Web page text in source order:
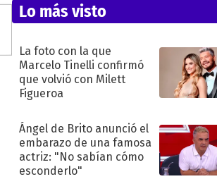
Lo más visto
La foto con la que
Marcelo Tinelli confirmó
que volvió con Milett
Figueroa
Ángel de Brito anunció el
embarazo de una famosa
actriz: "No sabían cómo
esconderlo"